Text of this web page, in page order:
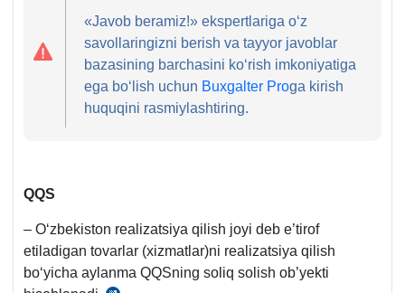
«Javob beramiz!» ekspertlariga oʻz
savollaringizni berish va tayyor javoblar
bazasining barchasini koʻrish imkoniyatiga
ega boʻlish uchun Buxgalter Proga kirish
huquqini rasmiylashtiring.
QQS
– Oʻzbekiston realizatsiya qilish joyi deb e’tirof
etiladigan tovarlar (хizmatlar)ni realizatsiya qilish
boʻyicha aylanma QQSning soliq solish ob’yekti